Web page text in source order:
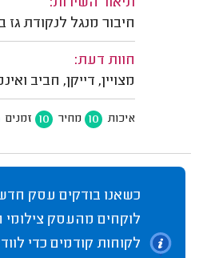
תיאור השירות:
חיבור מנגל לנקודת גז
חוות דעת:
מצויין, דייקן, חביב
איכות 10 מחיר 10 זמנים
כשאנו בודקים עסק
לוקחים מהעסק צילומי
לקוחות קודמים כדי